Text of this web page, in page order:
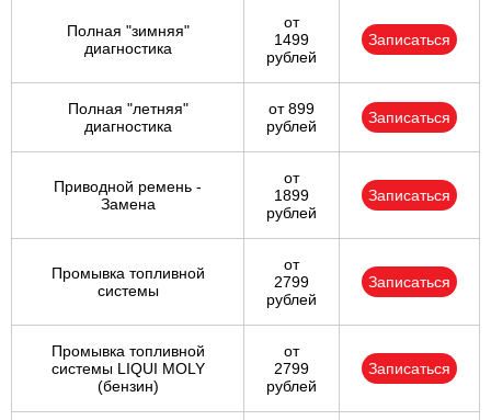
Полная "зимняя"
диагностика
от
1499
рублей
Записаться
Полная "летняя"
диагностика
от 899
рублей
Записаться
Приводной ремень -
Замена
от
1899
рублей
Записаться
Промывка топливной
системы
от
2799
рублей
Записаться
Промывка топливной
системы LIQUI MOLY
(бензин)
от
2799
рублей
Записаться